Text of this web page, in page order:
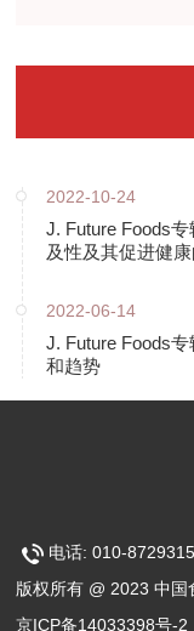
2022-10-24
J. Future Foods
及性及其促进健康
2022-06-14
J. Future Foods
和趋势
电话: 010-
版权所有 @ 2023 中
京ICP备14033398号-2